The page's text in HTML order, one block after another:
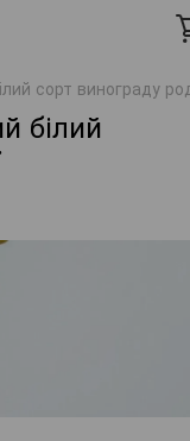
сорт винограду
білий